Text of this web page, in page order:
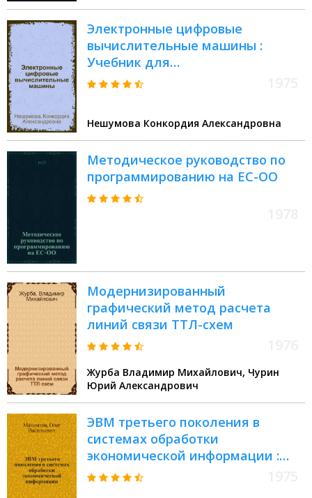
Электронные цифровые
вычислительные машины :
Учебник для
радиоприборостроит.
Нешумова Конкордия Александровна
Методическое руководство по
программированию на ЕС-ОО
Модернизированный
графический метод расчета
линий связи ТТЛ-схем
Журба Владимир Михайлович, Чурин
Юрий Александрович
ЭВМ третьего поколения в
системах обработки
экономической информации :
Учеб. пособие. Вып. 2 : Структура